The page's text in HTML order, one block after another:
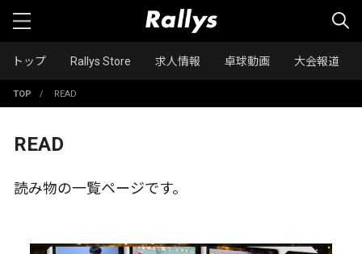
トップ Rallys Store 求人情報 卓球動画 大会報道
TOP / READ
READ
読み物の一覧ページです。